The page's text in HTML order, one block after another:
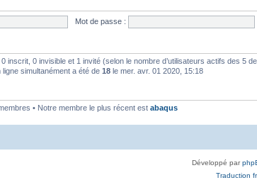
Mot de passe :
inscrit, 0 invisible et 1 invité (selon le nombre d’utilisateurs actifs des 5
ligne simultanément a été de 18 le mer. avr. 01 2020, 15:18
• Notre membre le plus récent est abaqus
Développé par
Traduction